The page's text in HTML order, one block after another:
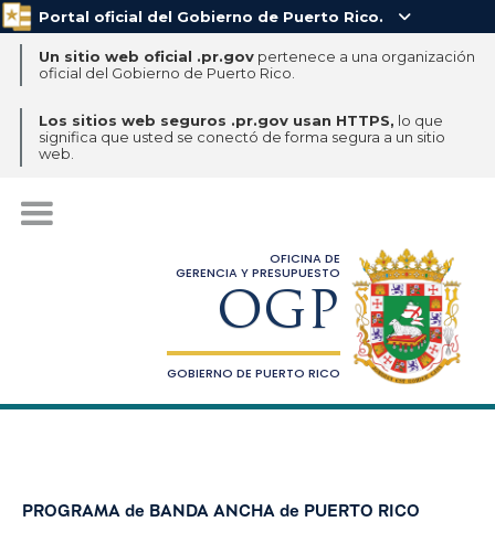
Portal oficial del Gobierno de Puerto Rico. 
Un sitio web oficial .pr.govpertenece a una organización
oficial del Gobierno de Puerto Rico.
Los sitios web seguros .pr.gov usan HTTPS, lo que
significa que usted se conectó de forma segura a un sitio
web.
OFICINA DE
GERENCIA Y PRESUPUESTO
OGP
GOBIERNO DE PUERTO RICO
PROGRAMA de BANDA ANCHA de PUERTO RICO